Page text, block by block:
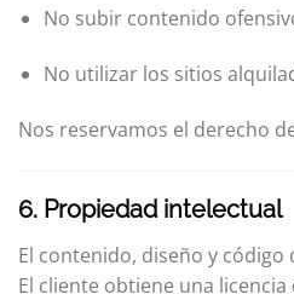
No subir contenido
No utilizar los sitios
Nos reservamos el derecho
6. Propiedad intelectual
El contenido, diseño y
El cliente obtiene una